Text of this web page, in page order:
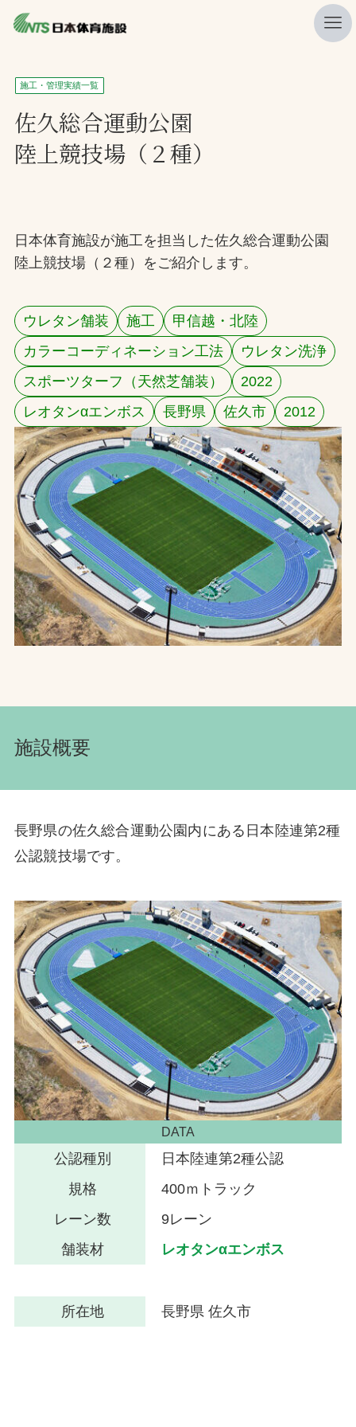
私たちの強み
ニュース
プレスリリース
施工・管理実績一覧
会社概要
採用情報
検索
お問合せ
お取引先の皆様へ
プライバシーポリシー
ソーシャルメディアポリシー
Instagram
Facebook
YouTube
文字の見えづらさや操作にお困りの方へ
施工・管理実績一覧
佐久総合運動公園
陸上競技場（２種）
日本体育施設が施工を担当した佐久総合運動公園
陸上競技場（２種）をご紹介します。
ウレタン舗装 施工
甲信越・北陸
カラーコーディネーション工法
ウレタン洗浄
スポーツターフ（天然芝舗装）
2022
レオタンαエンボス
長野県 佐久市 2012
施設概要
長野県の佐久総合運動公園内にある日本陸連第2種
公認競技場です。
DATA
公認種別
日本陸連第2種公認
規格
400ｍトラック
レーン数
9レーン
舗装材
レオタンαエンボス
所在地 長野県 佐久市